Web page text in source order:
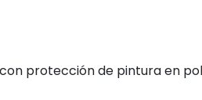
protección de pintura en